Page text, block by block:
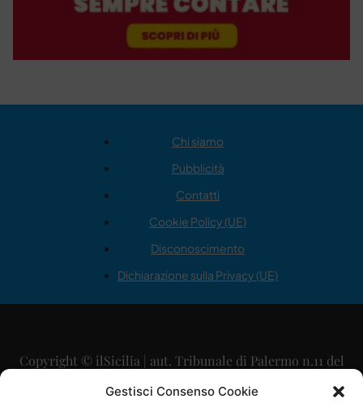
Gestisci Consenso Cookie
Chi siamo
Pubblicità
Contatti
Cookie Policy (UE)
Disconoscimento
Dichiarazione sulla Privacy (UE)
Copyright © ilSicilia | aut. Tribunale di Palermo n.11 del
29/09/2015